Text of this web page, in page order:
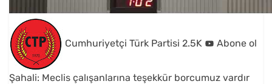
Cumhuriyetçi Türk Partisi 2.5K Abone ol
Şahali: Meclis çalışanlarına teşekkür borcumuz vardır